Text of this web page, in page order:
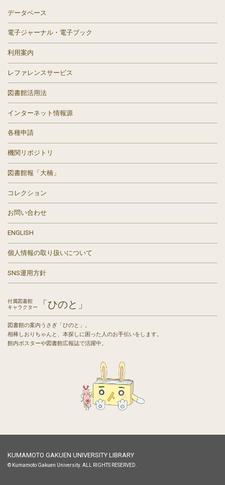
データベース
電子ジャーナル・電子ブック
利用案内
レファレンスサービス
図書館活用法
インターネット情報源
各種申請
機関リポジトリ
図書館報「大楠」
コレクション
お問い合わせ
ENGLISH
個人情報の取り扱いについて
SNS運用方針
付属図書館
キャラクター
「ひのと」
図書館の案内うさぎ「ひのと」。
相棒しおりちゃんと、本探しに困った人のお手伝いをします。
館内ポスターや図書館広報誌で活躍中。
KUMAMOTO GAKUEN UNIVERSITY LIBRARY
© Kumamoto Gakuen University. ALL RIGHTS RESERVED.